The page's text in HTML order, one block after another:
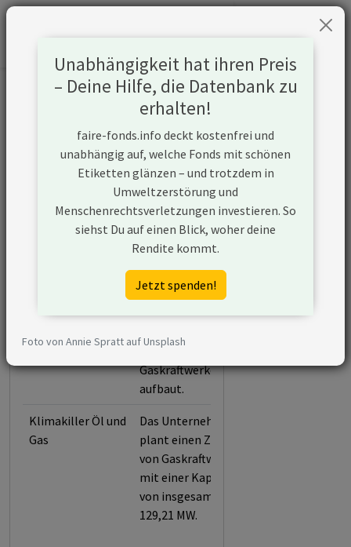
Informationen zum Unternehmen
Freeport-McMoRan
Inc
https://fcx.com
Konflikte
Kurzbeschreibung
Freeport-McMoRan
Inc ist ein
Unternehmen aus
Kapazitäten seiner
Gaskraftwerke
aufbaut.
Klimakiller Öl und
Gas
Das Unternehmen
plant einen Zubau
von Gaskraftwerken
mit einer Kapazität
von insgesamt
129,21 MW.
Unabhängigkeit hat ihren Preis
– Deine Hilfe, die Datenbank zu
erhalten!
faire-fonds.info deckt kostenfrei und
unabhängig auf, welche Fonds mit schönen
Etiketten glänzen – und trotzdem in
Umweltzerstörung und
Menschenrechtsverletzungen investieren. So
siehst Du auf einen Blick, woher deine
Rendite kommt.
Jetzt spenden!
Foto von Annie Spratt auf Unsplash